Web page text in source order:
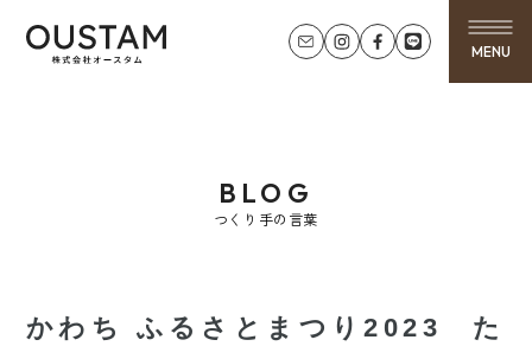
MENU
BLOG
つくり手の言葉
かわち ふるさとまつり2023 た